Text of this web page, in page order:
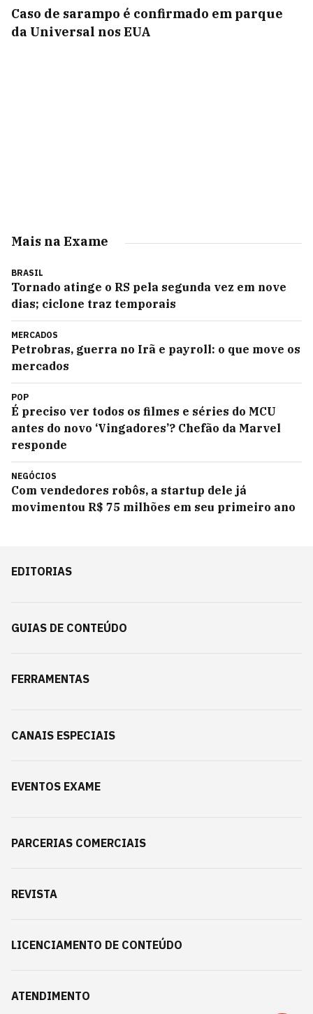
Caso de sarampo é confirmado em parque
da Universal nos EUA
Mais na Exame
BRASIL
Tornado atinge o RS pela segunda vez em nove
dias; ciclone traz temporais
MERCADOS
Petrobras, guerra no Irã e payroll: o que move os
mercados
POP
É preciso ver todos os filmes e séries do MCU
antes do novo ‘Vingadores’? Chefão da Marvel
responde
NEGÓCIOS
Com vendedores robôs, a startup dele já
movimentou R$ 75 milhões em seu primeiro ano
EDITORIAS
GUIAS DE CONTEÚDO
FERRAMENTAS
CANAIS ESPECIAIS
EVENTOS EXAME
PARCERIAS COMERCIAIS
REVISTA
LICENCIAMENTO DE CONTEÚDO
ATENDIMENTO